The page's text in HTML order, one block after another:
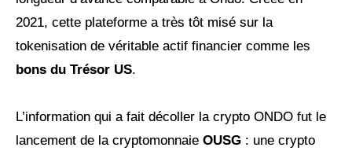
2021, cette plateforme a très tôt misé sur la
tokenisation de véritable actif financier comme les
bons du Trésor US.
L’information qui a fait décoller la crypto ONDO fut le
lancement de la cryptomonnaie OUSG : une crypto